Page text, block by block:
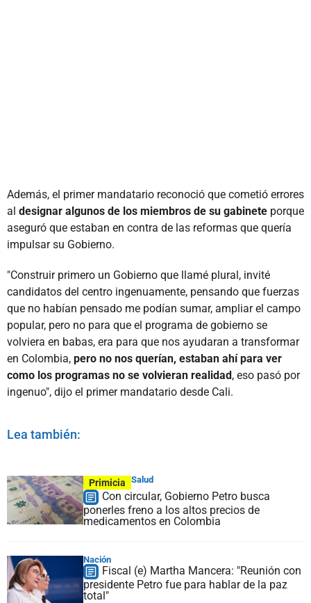
Además, el primer mandatario reconoció que cometió errores
al designar algunos de los miembros de su gabinete porque
aseguró que estaban en contra de las reformas que quería
impulsar su Gobierno.
"Construir primero un Gobierno que llamé plural, invité
candidatos del centro ingenuamente, pensando que fuerzas
que no habían pensado me podían sumar, ampliar el campo
popular, pero no para que el programa de gobierno se
volviera en babas, era para que nos ayudaran a transformar
en Colombia, pero no nos querían, estaban ahí para ver
como los programas no se volvieran realidad, eso pasó por
ingenuo", dijo el primer mandatario desde Cali.
Lea también:
Primicia Salud
Con circular, Gobierno Petro busca
ponerles freno a los altos precios de
medicamentos en Colombia
Nación
Fiscal (e) Martha Mancera: "Reunión con
presidente Petro fue para hablar de la paz
total"